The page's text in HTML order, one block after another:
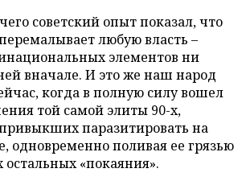
советский опыт показал, что
любую власть –
элементов ни
вначале. И это же наш народ
когда в полную силу вошел
той самой элиты 90-х,
паразитировать на
одновременно поливая ее грязью
остальных «покаяния».